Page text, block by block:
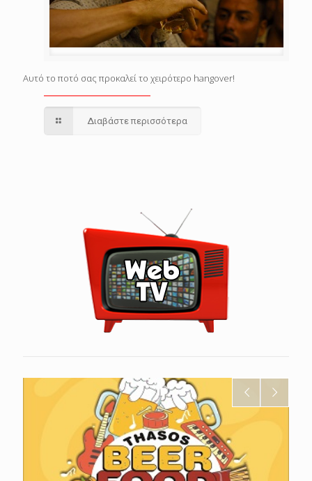
Αυτό το ποτό σας προκαλεί το χειρότερο hangover!
Διαβάστε περισσότερα